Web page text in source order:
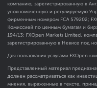
компанию, зарегистрированную в
уполномоченную и регулируемую
фирменным номером FCA 579202;
Комиссией по ценным бумагам и
194/13; FXOpen Markets Limited,
зарегистрированную в Невисе под
Для пользования услугами FXOpen
Представленный материал
должен рассматриваться как
мнения, выраженные в тексте,